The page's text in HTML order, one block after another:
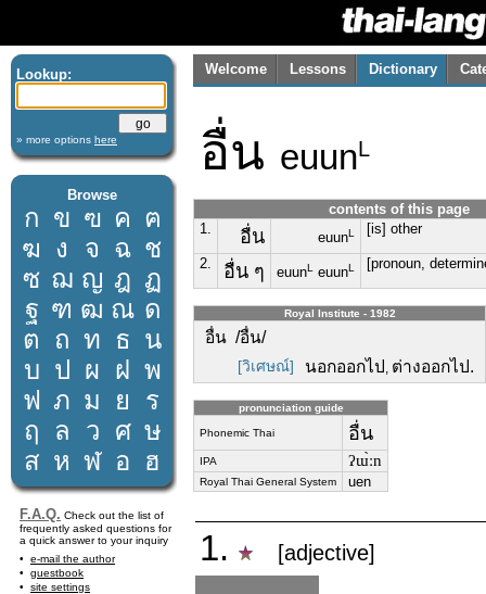
Lookup:
» more options here
Browse
ก ข ฃ ค ฅ
ฆ ง จ ฉ ช
ซ ฌ ญ ฎ ฏ
ฐ ฑ ฒ ณ ด
ต ถ ท ธ น
บ ป ผ ฝ พ
ฟ ภ ม ย
ร
ฤ
ล ว ศ ษ
ส ห ฬ อ ฮ
F.A.Q. Check out the list of
frequently asked questions for
a quick answer to your inquiry
e-mail the author
guestbook
site settings
Welcome Lessons Dictionary
อื่น euunL
contents of this page
1.
อื่น euunL [is] other
2. อื่น ๆ euunL euunL [pronoun,
Royal Institute - 1982
อื่น /อื่น/
[วิเศษณ์] นอกออกไป , ต่างออกไป.
pronunciation guide
Phonemic Thai อื่น
IPA ʔɯ̀ːn
Royal Thai General System uen
1. [adjective]